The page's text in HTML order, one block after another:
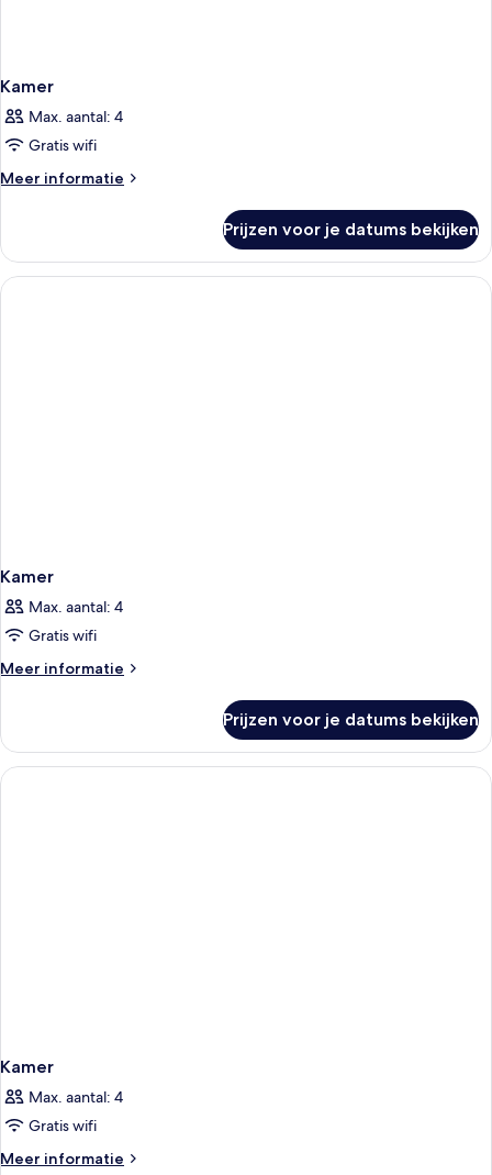
Kamer
Max. aantal: 4
Gratis wifi
Meer informatie
Meer
Prijzen voor je datums bekijken
Kamer
Max. aantal: 4
Gratis wifi
Meer informatie
Meer
Prijzen voor je datums bekijken
Kamer
Max. aantal: 4
Gratis wifi
Meer informatie
Meer